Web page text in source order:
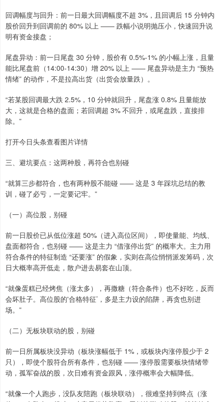
回调幅度与回升：前一日最大回调幅度不超 3%，且回调后 15 分钟内
股价回升到回调前的 80% 以上 —— 跌幅小说明抛压小，快速回升说
明有资金接盘；
尾盘异动：前一日尾盘 30 分钟，股价有 0.5%-1% 的小幅上涨，且量
能比尾盘前（14:00-14:30）增 20% 以上 —— 尾盘异动是主力 “预热
情绪” 的动作，不是拉高出货（出货会放量跌）。
“若某股回调最大跌 2.5%，10 分钟就回升，尾盘涨 0.8% 且量能放
大，这就是合格的盘面；若回调超 3% 不回升，或尾盘跌，直接排
除。”
打开今日头条查看图片详情
三、避坑要点：这两种股，再符合也别碰
“就算三步都符合，也有两种股不能碰 —— 这是 3 年踩坑总结的教
训，碰了必亏，一定要记牢。”
（一）高位股，别碰
前一日股价已从低位涨超 50%（进入高位区间），即使量能、均线、
盘面都符合，也别碰 —— 这是主力 “借涨停出货” 的概率大。主力用
符合条件的特征制造 “还要涨” 的假象，实则在高位悄悄派发筹码，次
日大概率高开低走，散户进去易套在山顶。
“就像蛋糕已经烤焦（涨太多），再撒糖（符合条件）也不好吃，反而
会坏肚子。高位股的'合格特征’，多是主力设的陷阱，再贪也别进
场。”
（二）无板块联动的股，别碰
前一日所属板块没异动（板块涨幅低于 1%，或板块内涨停股少于 2
只），即使个股符合所有条件，也别碰 —— 涨停股需要板块情绪带
动，孤军奋战的股，次日难有资金跟风，涨停概率会大幅降低。
“就像一个人跑步，没队友陪跑（板块联动），很难坚持到终点（涨